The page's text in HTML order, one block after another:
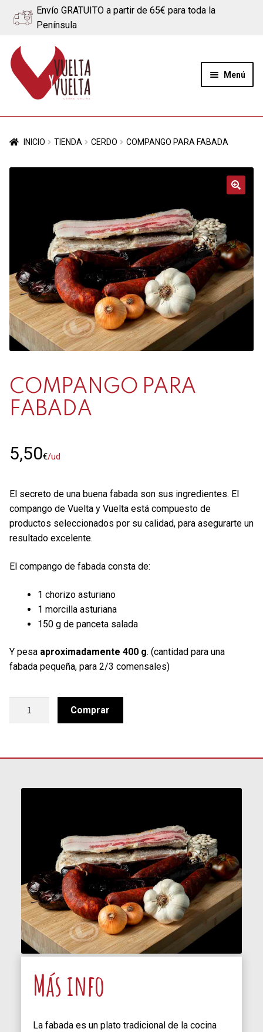
Envío GRATUITO a partir de 65€ para toda la
Península
Ir
a
navegación
Ir
al
contenido
Menú
Quiénes somos
Ternera
Contacto
Mi cuenta
0 productos
INICIO TIENDA CERDO COMPANGO PARA FABADA
COMPANGO PARA
FABADA
5,50€/ud
El secreto de una buena fabada son sus ingredientes. El
compango de Vuelta y Vuelta está compuesto de
productos seleccionados por su calidad, para asegurarte un
resultado excelente.
El compango de fabada consta de:
1 chorizo asturiano
1 morcilla asturiana
150 g de panceta salada
Y pesa aproximadamente 400 g. (cantidad para una
fabada pequeña, para 2/3 comensales)
Comprar
Más info
La fabada es un plato tradicional de la cocina